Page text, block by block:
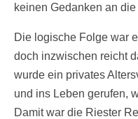
keinen Gedanken an
Die logische Folge war
doch inzwischen reicht
wurde ein privates
und ins Leben gerufen,
Damit war die Riester